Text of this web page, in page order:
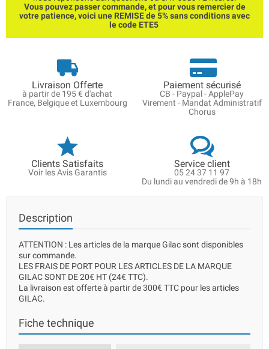
Vous pouvez passer commande, et pour vous remercier de
votre patience, voici une REMISE de 5% sans conditions avec
le code ETE5
Livraison Offerte
à partir de 195 € d'achat
France, Belgique et Luxembourg
Paiement sécurisé
CB - Paypal - ApplePay
Virement - Mandat Administratif
Chorus
Clients Satisfaits
Voir les Avis Garantis
Service client
05 24 37 11 97
Du lundi au vendredi de 9h à 18h
Description
ATTENTION : Les articles de la marque Gilac sont disponibles
sur commande.
LES FRAIS DE PORT POUR LES ARTICLES DE LA MARQUE
GILAC SONT DE 20€ HT (24€ TTC).
La livraison est offerte à partir de 300€ TTC pour les articles
GILAC.
Fiche technique